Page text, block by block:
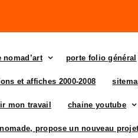
nomad’art porte folio général
et affiches 2000-2008
mon travail chaine youtube
propose un nouveau